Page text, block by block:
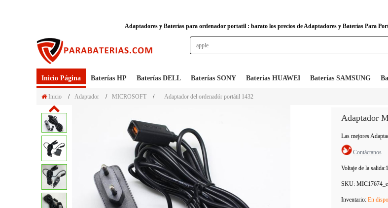
Adaptadores y Baterías para ordenador portatil : barato los precios de Adaptadores y Baterías Para
Inicio Página Baterías HP Baterías DELL Baterías SONY Baterías HUAWEI Baterías SAMSUNG
Inicio / Adaptador / MICROSOFT / Adaptador del ordenadór portátil 1432
Adaptador
Las mejores
Contáctanos
Voltaje de la salida:
SKU:
Inventario: En